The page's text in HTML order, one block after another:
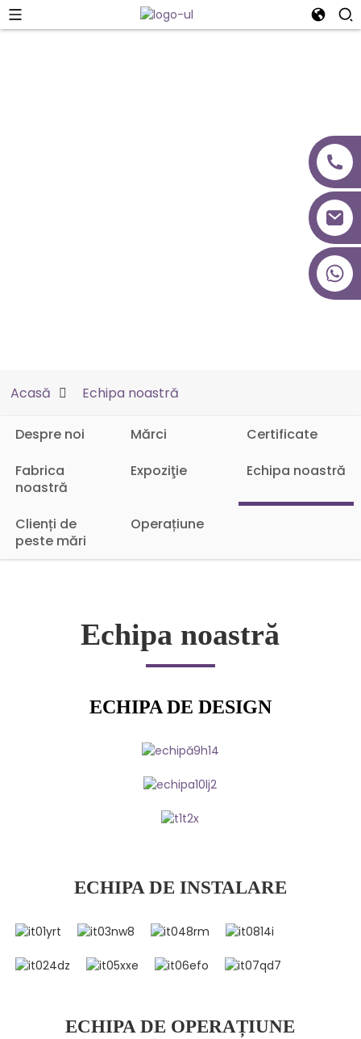
Acasă Echipa noastră
Despre noi Mărci
Certificate
Fabrica
noastră
Expoziţie Echipa noastră
Clienți de
peste mări
Operațiune
Echipa noastră
ECHIPA DE DESIGN
ECHIPA DE INSTALARE
ECHIPA DE OPERAȚIUNE